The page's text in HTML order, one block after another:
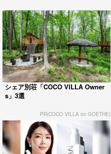
シェア別荘「COCO VILLA Owner
s」3選
PR(COCO VILLA on GOETHE)